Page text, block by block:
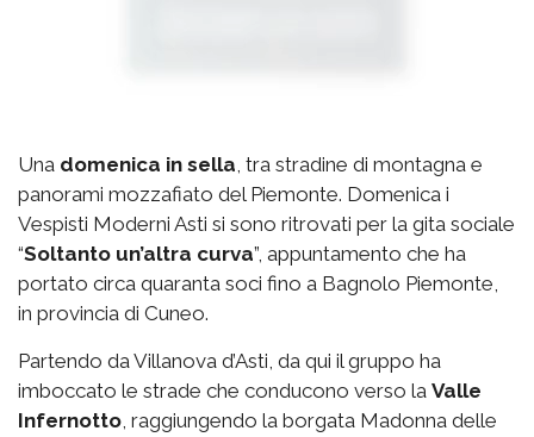
Una domenica in sella, tra stradine di montagna e
panorami mozzafiato del Piemonte. Domenica i
Vespisti Moderni Asti si sono ritrovati per la gita sociale
“Soltanto un’altra curva”, appuntamento che ha
portato circa quaranta soci fino a Bagnolo Piemonte,
in provincia di Cuneo.
Partendo da Villanova d’Asti, da qui il gruppo ha
imboccato le strade che conducono verso la Valle
Infernotto, raggiungendo la borgata Madonna delle